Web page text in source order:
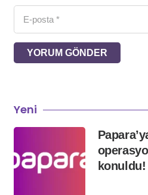
YORUM GÖNDER
Yeni
konuldu!